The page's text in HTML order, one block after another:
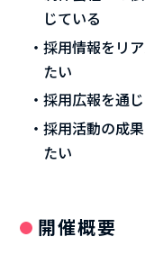
じている
採用情報をリ
たい
採用広報を通
採用活動の成
たい
開催概要